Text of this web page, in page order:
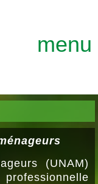
menu
(UNAM)